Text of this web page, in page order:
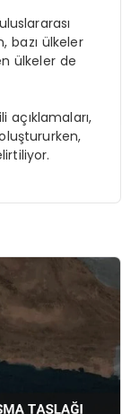
bazı ülkeler
ülkeler de
açıklamaları,